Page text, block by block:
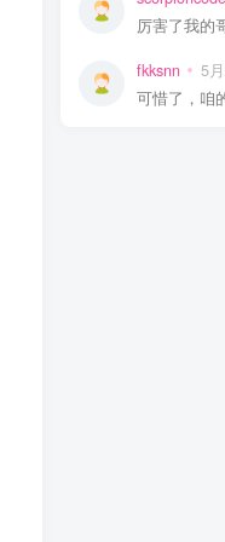
厉害了我的
fkksnn 5
可惜了，咱